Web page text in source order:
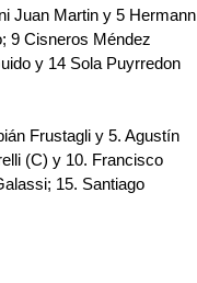
Juan Martin y 5 Hermann
9 Cisneros Méndez
y 14 Sola Puyrredon
Frustagli y 5.⁠ ⁠Agustín
(C) y 10.⁠ ⁠Francisco
15.⁠ ⁠Santiago